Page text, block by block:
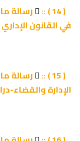
رسالة
في القانون
رسالة
الإدارة والقضاء-